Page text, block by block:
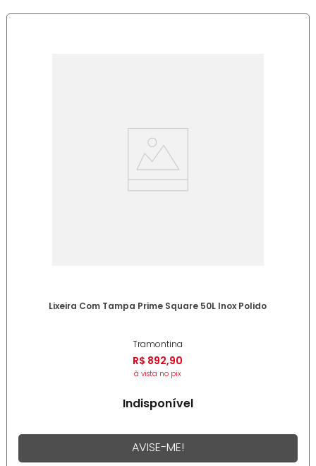
Lixeira Com Tampa Prime Square 50L Inox Polido
Tramontina
R$ 892,90
à vista no pix
Indisponível
AVISE-ME!